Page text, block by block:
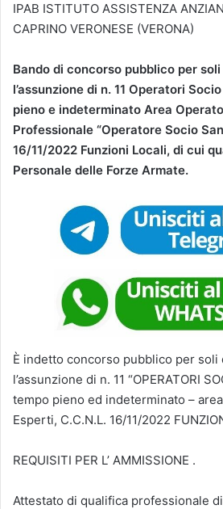
IPAB ISTITUTO ASSISTENZA
CAPRINO VERONESE (VERONA)
Bando di concorso pubblico per
l’assunzione di n. 11 Operatori
pieno e indeterminato Area
Professionale “Operatore Socio
16/11/2022 Funzioni Locali, di cui
Personale delle Forze Armate.
È indetto concorso pubblico per soli
l’assunzione di n. 11 “OPERATORI
tempo pieno ed indeterminato –
Esperti, C.C.N.L. 16/11/2022
REQUISITI PER L’ AMMISSIONE .
Attestato di qualifica professionale